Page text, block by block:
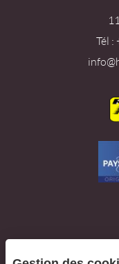
Tél :